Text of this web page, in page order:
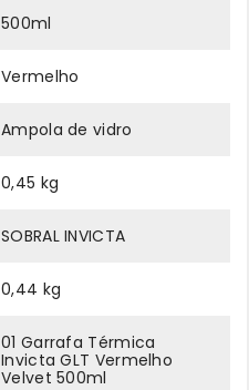
500ml
Vermelho
Ampola de vidro
0,45 kg
SOBRAL INVICTA
0,44 kg
01 Garrafa Térmica
Invicta GLT Vermelho
Velvet 500ml